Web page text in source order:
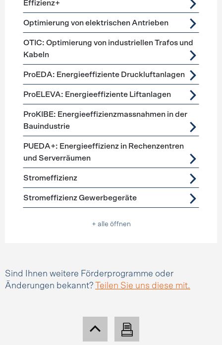
Effizienz+
Optimierung von elektrischen Antrieben
OTIC: Optimierung von industriellen Trafos und
Kabeln
ProEDA: Energieeffiziente Druckluftanlagen
ProELEVA: Energieeffiziente Liftanlagen
ProKIBE: Energieeffizienzmassnahmen in der
Bauindustrie
PUEDA+: Energieeffizienz in Rechenzentren
und Serverräumen
Stromeffizienz
Stromeffizienz Gewerbegeräte
+ alle öffnen
Sind Ihnen weitere Förderprogramme oder
Änderungen bekannt?
Teilen Sie uns diese mit.